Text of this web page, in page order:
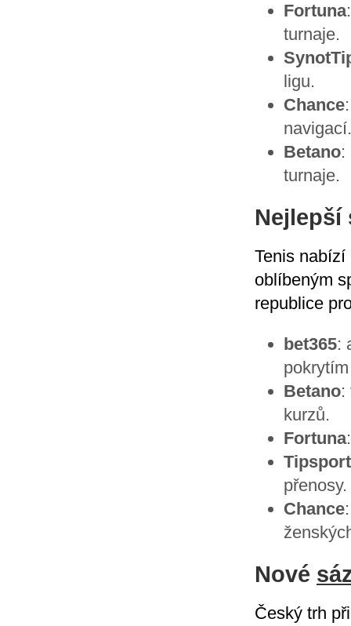
Fortuna
turnaje.
ligu.
Chance
navigací.
Betano:
turnaje.
Nejlepší
Tenis nabízí
oblíbeným
republice
bet365:
pokrytím
Betano:
kurzů.
Fortuna
Tipsport
přenosy.
Chance
Nové
Český trh